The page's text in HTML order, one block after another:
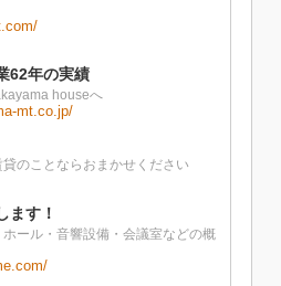
62年の実績
houseへ
mt.co.jp/
のことならおまかせください
ます！
ール・音響設備・会議室などの概